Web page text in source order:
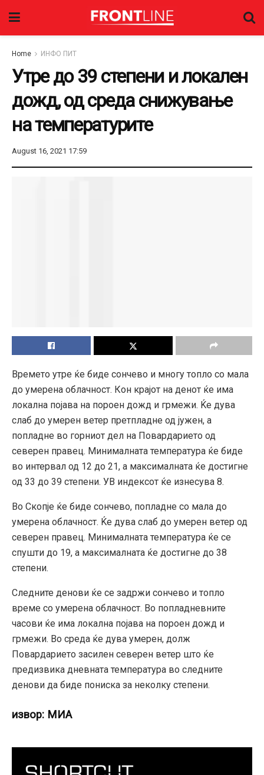
Home ИНФО ПИТ
Утре до 39 степени и локален
дожд, од среда снижување
на температурите
August 16, 2021 17:59
Времето утре ќе биде сончево и многу топло со мала
до умерена облачност. Кон крајот на денот ќе има
локална појава на пороен дожд и грмежи. Ќе дува
слаб до умерен ветер претпладне од јужен, а
попладне во горниот дел на Повардарието од
северен правец. Минималната температура ќе биде
во интервал од 12 до 21, а максималната ќе достигне
од 33 до 39 степени. УВ индексот ќе изнесува 8.
Во Скопје ќе биде сончево, попладне со мала до
умерена облачност. Ќе дува слаб до умерен ветер од
северен правец. Минималната температура ќе се
спушти до 19, а максималната ќе достигне до 38
степени.
Следните денови ќе се задржи сончево и топло
време со умерена облачност. Во попладневните
часови ќе има локална појава на пороен дожд и
грмежи. Во среда ќе дува умерен, долж
Повардарието засилен северен ветер што ќе
предизвика дневната температура во следните
денови да биде пониска за неколку степени.
извор: МИА